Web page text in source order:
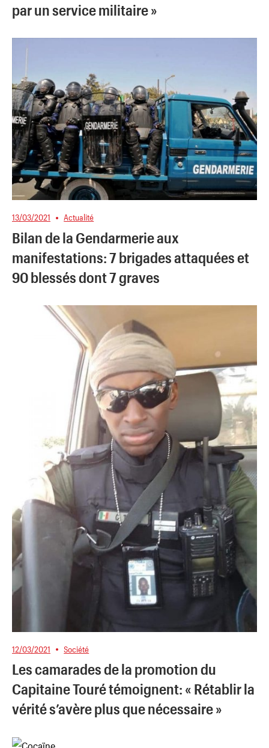
par un service militaire »
13/03/2021 Actualité
Bilan de la Gendarmerie aux
manifestations: 7 brigades attaquées et
90 blessés dont 7 graves
12/03/2021 Société
Les camarades de la promotion du
Capitaine Touré témoignent: « Rétablir la
vérité s’avère plus que nécessaire »